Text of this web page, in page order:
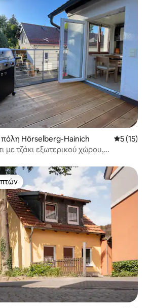
Hörselberg-Hainich Μέση
5 (15)
με τζάκι εξωτερικού χώρου,
επισκεπτών